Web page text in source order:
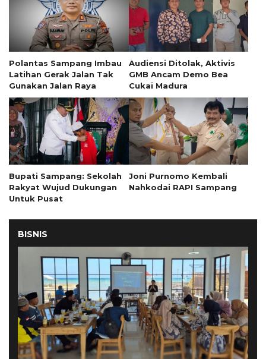
Polantas Sampang Imbau
Latihan Gerak Jalan Tak
Gunakan Jalan Raya
Audiensi Ditolak, Aktivis
GMB Ancam Demo Bea
Cukai Madura
Bupati Sampang: Sekolah
Rakyat Wujud Dukungan
Untuk Pusat
Joni Purnomo Kembali
Nahkodai RAPI Sampang
BISNIS